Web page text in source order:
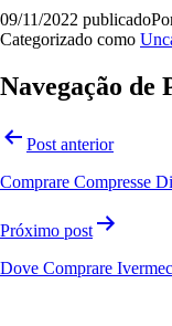
09/11/2022 publicado
Categorizado como
Navegação de
Post anterior
Comprare Compresse
Próximo post
Dove Comprare